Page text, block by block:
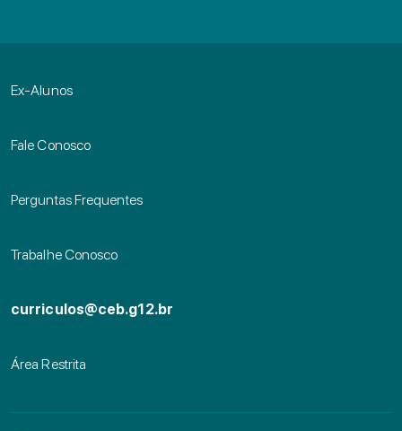
Ex-Alunos
Fale Conosco
Perguntas Frequentes
Trabalhe Conosco
curriculos@ceb.g12.br
Área Restrita